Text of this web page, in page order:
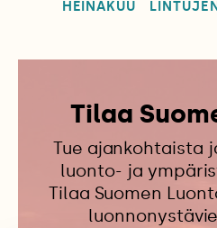
HEINÄKUU
Tilaa
Tue ajankohtaista
luonto- ja
Tilaa Suomen